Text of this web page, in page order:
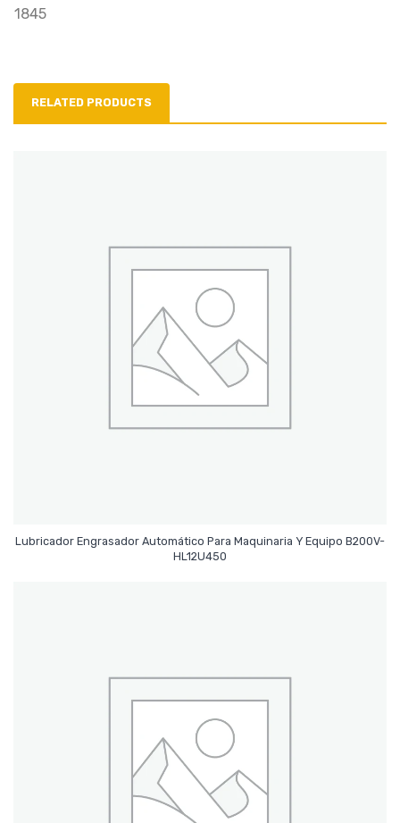
1845
RELATED PRODUCTS
Lubricador Engrasador Automático Para Maquinaria Y Equipo B200V-
HL12U450
Leer Más